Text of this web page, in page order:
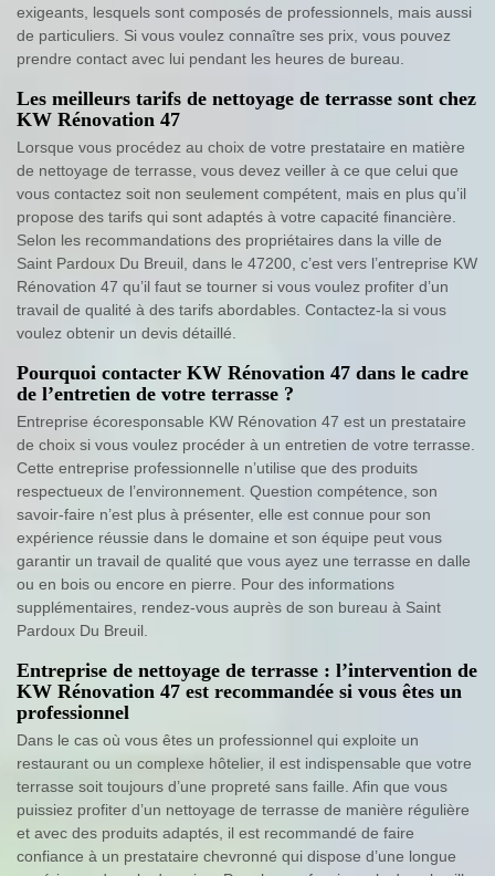
exigeants, lesquels sont composés de professionnels, mais aussi
de particuliers. Si vous voulez connaître ses prix, vous pouvez
prendre contact avec lui pendant les heures de bureau.
Les meilleurs tarifs de nettoyage de terrasse sont chez
KW Rénovation 47
Lorsque vous procédez au choix de votre prestataire en matière
de nettoyage de terrasse, vous devez veiller à ce que celui que
vous contactez soit non seulement compétent, mais en plus qu’il
propose des tarifs qui sont adaptés à votre capacité financière.
Selon les recommandations des propriétaires dans la ville de
Saint Pardoux Du Breuil, dans le 47200, c’est vers l’entreprise KW
Rénovation 47 qu’il faut se tourner si vous voulez profiter d’un
travail de qualité à des tarifs abordables. Contactez-la si vous
voulez obtenir un devis détaillé.
Pourquoi contacter KW Rénovation 47 dans le cadre
de l’entretien de votre terrasse ?
Entreprise écoresponsable KW Rénovation 47 est un prestataire
de choix si vous voulez procéder à un entretien de votre terrasse.
Cette entreprise professionnelle n’utilise que des produits
respectueux de l’environnement. Question compétence, son
savoir-faire n’est plus à présenter, elle est connue pour son
expérience réussie dans le domaine et son équipe peut vous
garantir un travail de qualité que vous ayez une terrasse en dalle
ou en bois ou encore en pierre. Pour des informations
supplémentaires, rendez-vous auprès de son bureau à Saint
Pardoux Du Breuil.
Entreprise de nettoyage de terrasse : l’intervention de
KW Rénovation 47 est recommandée si vous êtes un
professionnel
Dans le cas où vous êtes un professionnel qui exploite un
restaurant ou un complexe hôtelier, il est indispensable que votre
terrasse soit toujours d’une propreté sans faille. Afin que vous
puissiez profiter d’un nettoyage de terrasse de manière régulière
et avec des produits adaptés, il est recommandé de faire
confiance à un prestataire chevronné qui dispose d’une longue